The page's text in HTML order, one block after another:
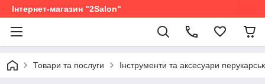
Інтернет-магазин "2Salon"
Товари та послуги Інструменти та аксесуари